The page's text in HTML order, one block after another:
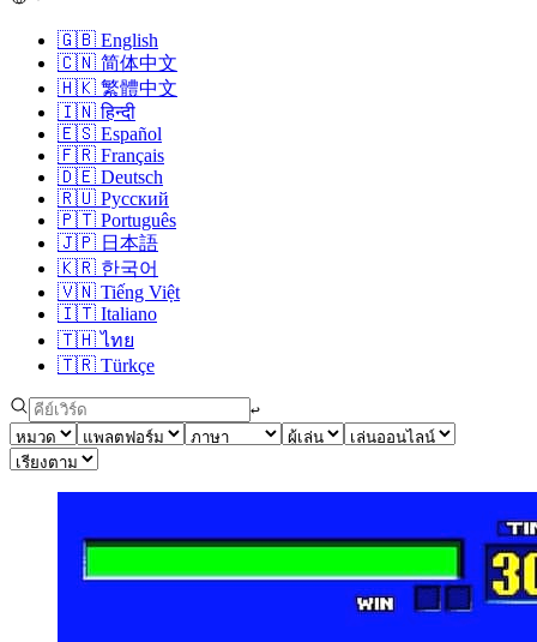
🇬🇧 English
🇨🇳 简体中文
🇭🇰 繁體中文
🇮🇳 हिन्दी
🇪🇸 Español
🇫🇷 Français
🇩🇪 Deutsch
🇷🇺 Русский
🇵🇹 Português
🇯🇵 日本語
🇰🇷 한국어
🇻🇳 Tiếng Việt
🇮🇹 Italiano
🇹🇭 ไทย
🇹🇷 Türkçe
↩︎